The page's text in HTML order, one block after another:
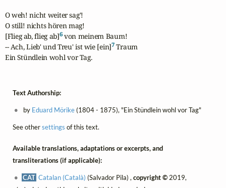
O weh! nicht weiter sag'!
O still! nichts hören mag!
[Flieg ab, flieg ab]6 von meinem Baum!
-- Ach, Lieb' und Treu' ist wie [ein]7 Traum
Ein Stündlein wohl vor Tag.
Text Authorship:
by Eduard Mörike(1804 - 1875), "Ein Stündlein wohl vor Tag"
See othersettings of this text.
Available translations, adaptations or excerpts, and
transliterations (if applicable):
CAT Catalan (Català) (Salvador Pila) ,copyright ©2019,